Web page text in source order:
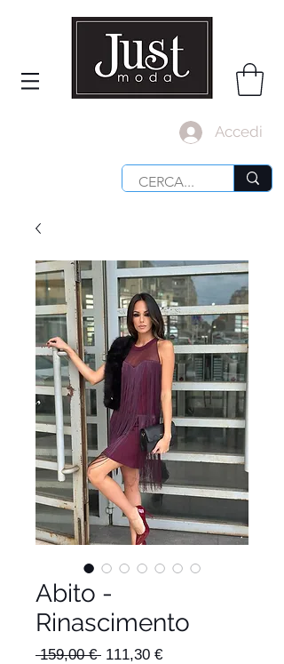
Accedi
Abito -
Rinascimento
159,00 € Prezzo
111,30 €Prezzo